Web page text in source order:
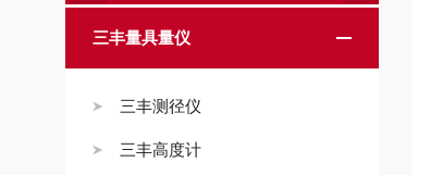
三丰量具量仪
三丰测径仪
三丰高度计